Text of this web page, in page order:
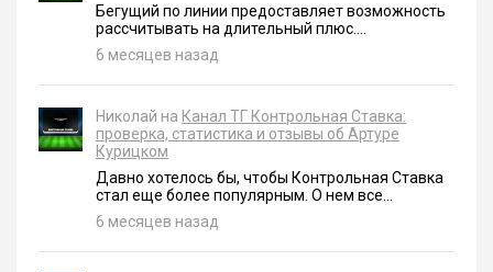
Бегущий по линии предоставляет возможность
рассчитывать на длительный плюс....
6 месяцев назад
Николай на Канал ТГ Контрольная Ставка:
проверка, статистика и отзывы об Артуре
Курицком
Давно хотелось бы, чтобы Контрольная Ставка
стал еще более популярным. О нем все...
6 месяцев назад